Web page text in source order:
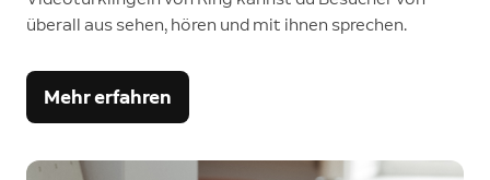
überall aus sehen, hören und mit ihnen sprechen.
Mehr erfahren